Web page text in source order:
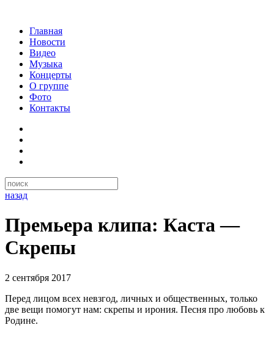
Главная
Новости
Видео
Музыка
Концерты
О группе
Фото
Контакты
назад
Премьера клипа: Каста —
Скрепы
2 сентября 2017
Перед лицом всех невзгод, личных и общественных, только
две вещи помогут нам: скрепы и ирония. Песня про любовь к
Родине.